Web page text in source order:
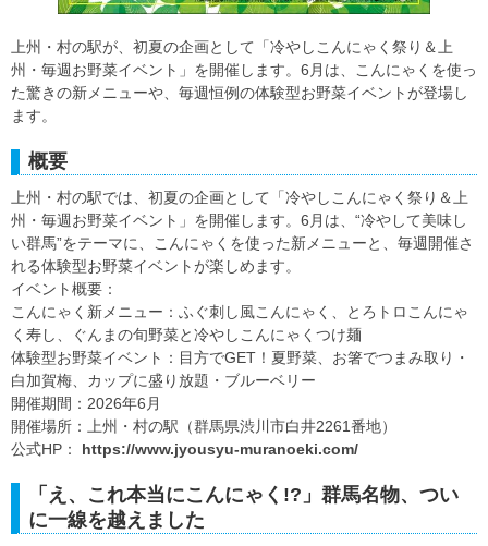
上州・村の駅が、初夏の企画として「冷やしこんにゃく祭り＆上
州・毎週お野菜イベント」を開催します。6月は、こんにゃくを使っ
た驚きの新メニューや、毎週恒例の体験型お野菜イベントが登場し
ます。
概要
上州・村の駅では、初夏の企画として「冷やしこんにゃく祭り＆上
州・毎週お野菜イベント」を開催します。6月は、“冷やして美味し
い群馬”をテーマに、こんにゃくを使った新メニューと、毎週開催さ
れる体験型お野菜イベントが楽しめます。
イベント概要：
こんにゃく新メニュー：ふぐ刺し風こんにゃく、とろトロこんにゃ
く寿し、ぐんまの旬野菜と冷やしこんにゃくつけ麺
体験型お野菜イベント：目方でGET！夏野菜、お箸でつまみ取り・
白加賀梅、カップに盛り放題・ブルーベリー
開催期間：2026年6月
開催場所：上州・村の駅（群馬県渋川市白井2261番地）
公式HP： https://www.jyousyu-muranoeki.com/
「え、これ本当にこんにゃく!?」群馬名物、つい
に一線を越えました